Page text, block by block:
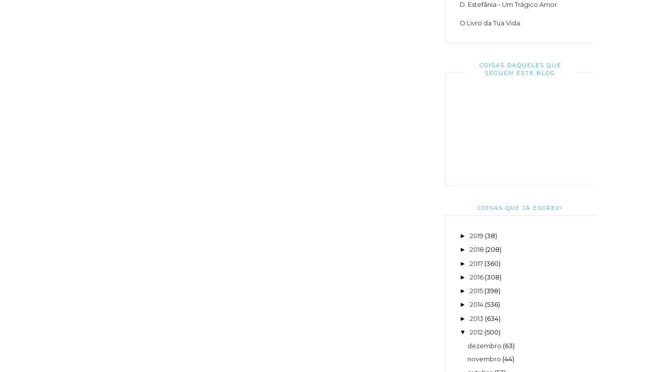
D. Estefânia - Um Trágico Amor
O Livro da Tua Vida
COISAS DAQUELES QUE
SEGUEM ESTE BLOG
COISAS QUE JÁ ESCREVI
► 2019 (38)
► 2018 (208)
► 2017 (360)
► 2016 (308)
► 2015 (398)
► 2014 (536)
► 2013 (634)
▼ 2012 (500)
dezembro (63)
novembro (44)